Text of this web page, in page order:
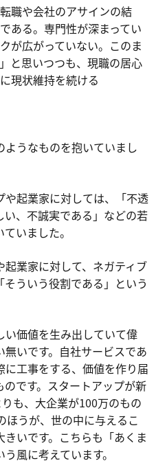
職や会社のアサインの結
ある。専門性が深まってい
が広がっていない。このま
と思いつつも、現職の居心
現状維持を続ける
うなものを抱いていまし
や起業家に対しては、「不透
、不誠実である」などの若
いました。
業家に対して、ネガティブ
ういう役割である」という
価値を生み出していて偉
いです。自社サービスであ
工事をする、価値を作り届
です。スタートアップが新
も、大企業が100万のもの
ほうが、世の中に与えるこ
いです。こちらも「あくま
風に考えています。